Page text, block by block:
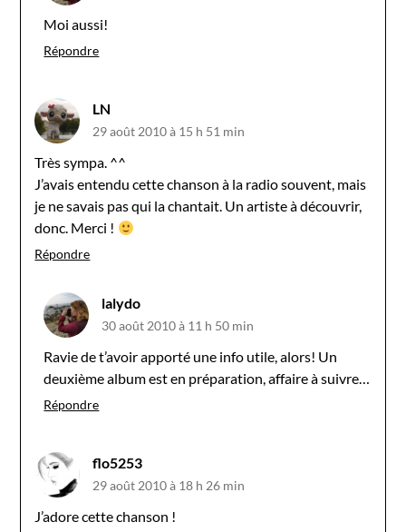
Moi aussi!
Répondre
LN
29 août 2010 à 15 h 51 min
Très sympa. ^^
J’avais entendu cette chanson à la radio souvent, mais
je ne savais pas qui la chantait. Un artiste à découvrir,
donc. Merci !
Répondre
lalydo
30 août 2010 à 11 h 50 min
Ravie de t’avoir apporté une info utile, alors! Un
deuxième album est en préparation, affaire à suivre…
Répondre
flo5253
29 août 2010 à 18 h 26 min
J’adore cette chanson !